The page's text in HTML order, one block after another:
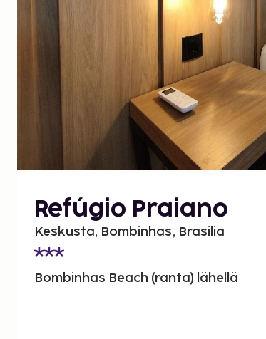
Refúgio Praiano
Keskusta, Bombinhas, Brasilia
Bombinhas Beach (ranta) lähellä